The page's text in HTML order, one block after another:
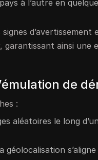
à l’autre en
d’avertissement
ainsi une
de
:
aléatoires le long